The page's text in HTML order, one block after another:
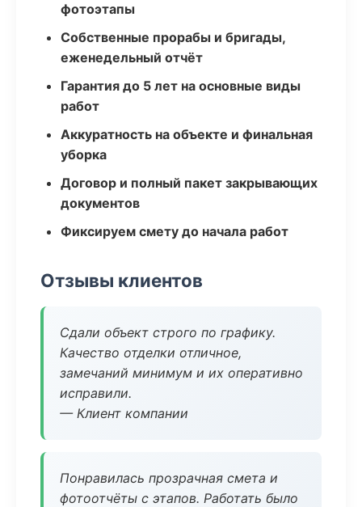
фотоэтапы
Собственные прорабы и бригады,
еженедельный отчёт
Гарантия до 5 лет на основные виды
работ
Аккуратность на объекте и финальная
уборка
Договор и полный пакет закрывающих
документов
Фиксируем смету до начала работ
Отзывы клиентов
Сдали объект строго по графику.
Качество отделки отличное,
замечаний минимум и их оперативно
исправили.
— Клиент компании
Понравилась прозрачная смета и
фотоотчёты с этапов. Работать было